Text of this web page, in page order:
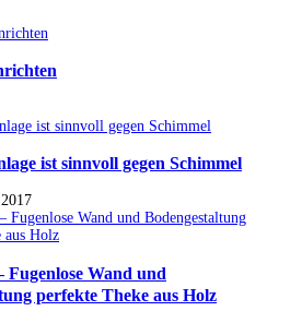
ist sinnvoll gegen Schimmel
Fugenlose Wand und
perfekte Theke aus Holz